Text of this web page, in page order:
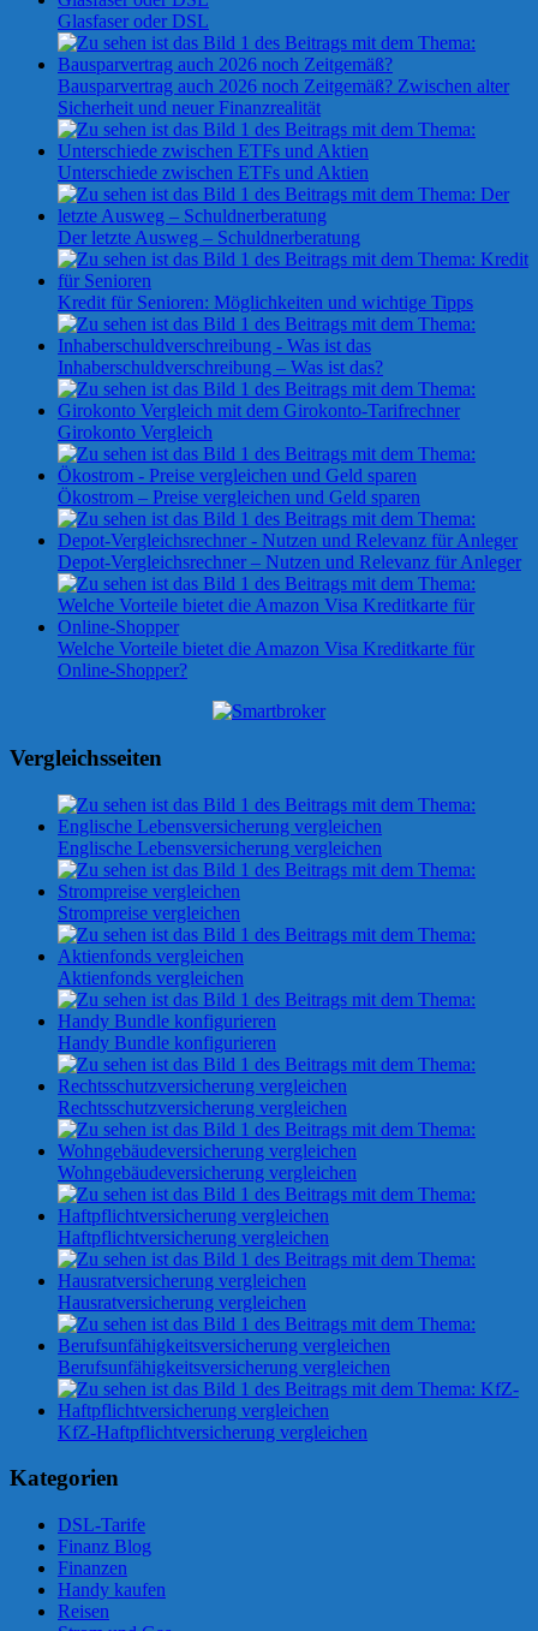
Glasfaser oder DSL
Bausparvertrag auch 2026 noch Zeitgemäß? Zwischen alter
Sicherheit und neuer Finanzrealität
Unterschiede zwischen ETFs und Aktien
Der letzte Ausweg – Schuldnerberatung
Kredit für Senioren: Möglichkeiten und wichtige Tipps
Inhaberschuldverschreibung – Was ist das?
Girokonto Vergleich
Ökostrom – Preise vergleichen und Geld sparen
Depot-Vergleichsrechner – Nutzen und Relevanz für Anleger
Welche Vorteile bietet die Amazon Visa Kreditkarte für
Online-Shopper?
Vergleichsseiten
Englische Lebensversicherung vergleichen
Strompreise vergleichen
Aktienfonds vergleichen
Handy Bundle konfigurieren
Rechtsschutzversicherung vergleichen
Wohngebäudeversicherung vergleichen
Haftpflichtversicherung vergleichen
Hausratversicherung vergleichen
Berufsunfähigkeitsversicherung vergleichen
KfZ-Haftpflichtversicherung vergleichen
Kategorien
DSL-Tarife
Finanz Blog
Finanzen
Handy kaufen
Reisen